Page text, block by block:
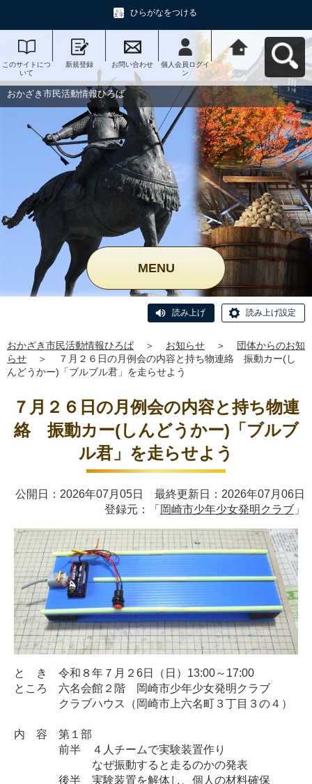
ひらがなをつける
このサイトにつ
いて
新規登録 お問い合わせ
個人会員ログイ
ン
おかざき市民活
動情報ひろばへ
戻る
おかざき市民活動情報ひろば
MENU
読み上げ 読み上げ設定
おかざき市民活動情報ひろば ＞ お知らせ ＞
団体からのお知
らせ
＞
７月２６日の月例会の内容と持ち物連絡 振動カー(し
んどうかー)「ブルブル君」を走らせよう
７月２６日の月例会の内容と持ち物連
絡 振動カー(しんどうかー)「ブルブ
ル君」を走らせよう
公開日：2026年07月05日 最終更新日：2026年07月06日
登録元：「 岡崎市少年少女発明クラブ 」
と き 令和８年７月２6日（日）13:00～17:00
ところ 六名会館２階 岡崎市少年少女発明クラブ
クラブハウス（岡崎市上六名町３丁目３の４）
内 容 第１部
前半 ４人チームで実験装置作り
なぜ振動すると走るのかの発表
後半 実験装置を解体し、個人の材料確保